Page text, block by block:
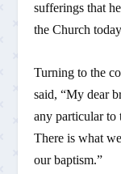
sufferings that
the Church
Turning to the
said, “My dear
any particular to
There is what
our baptism.”